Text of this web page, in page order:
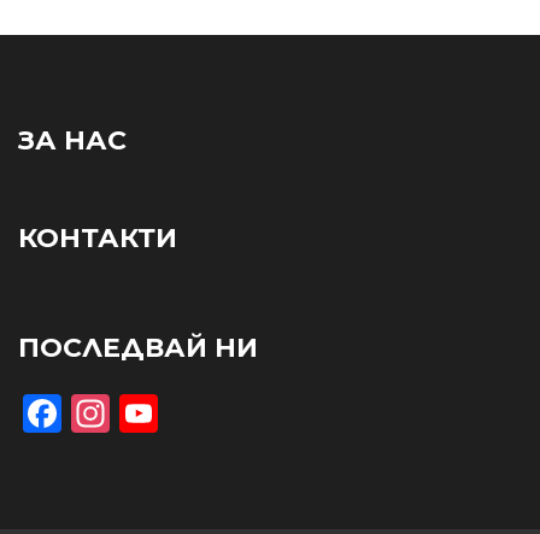
ЗА НАС
КОНТАКТИ
ПОСЛЕДВАЙ НИ
Facebook
Instagram